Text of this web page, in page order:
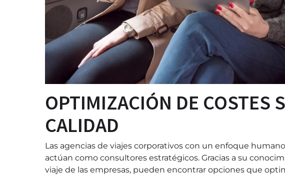
OPTIMIZACIÓN DE COSTES
CALIDAD
Las agencias de viajes corporativos con un enfoque
actúan como consultores estratégicos. Gracias a su
viaje de las empresas, pueden encontrar opciones que